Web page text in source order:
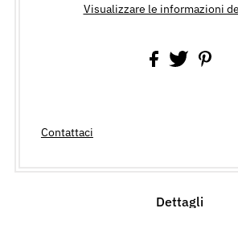
Visualizzare le informazioni
Contattaci
Dettagli